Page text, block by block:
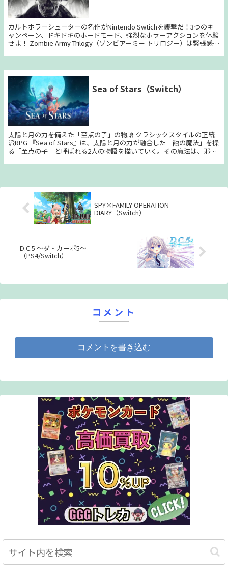
カルトホラーシューターの名作がNintendo Swtichを襲撃だ！3つのキ
ャンペーン、ドキドキのホードモード、強烈なホラーアクションを体験
せよ！ Zombie Army Trilogy（ゾンビアーミー トリロジー）は緊張感あ
ドキのホードモード、強烈なホラーアクションを体験せよ！ 第二次世
界大戦の末期、驚がくのゾンビ兵士の軍団がヨーロッパ全土を脅かさん
としていた。1人で立ち向かうも良し、仲間と協力するも良し、ゾンビ
の脅威から人類を救え！ 壮大なる3つのキャンペーン、魔がはびこる15
のミッションを戦い抜け。ソロプレイもアリ、オンラインまたはローカ
ルでの2～4人協力プレイもアリだ。君は立ちはだかる困難を乗り越え
られるか？ - 究極のホラーパッケージ - 身の毛もよだつキャンペーン、
強烈なホードモード、全て1～4人プレイ対応 - 魂震えるガンプレイ - ジ
ャンル最強のライフル弾道、強力な武器や死の罠の数々でゾンビどもを
葬り去れ！全てをさらすX線キルカメラで、弾丸がゾンビの頭蓋や四肢
を切り裂くさまを眺めるがいい - 様々なカスタマイズ要素 - プレイアブ
ルキャラクターは8人、装備も難易度も自由にカスタマイズ可能
Sea of Stars（Switch）
太陽と月の力を備えた「至点の子」の物語 クラシックスタイルの正統
派RPG 『Sea of Stars』は、太陽と月の力が融合した「蝕の魔法」を操
る「至点の子」と呼ばれる2人の物語を描いていく。その魔法は、邪悪
る唯一の力である。 ＜ゲームの特長＞ ◆クラシカルなターン制の戦闘
が生まれる戦闘システム。 ◆のびのびとした旅 泳ぐ、登る、ジャンプ
する、飛び降りる、持ち上げるなど、スムーズに世界を冒険できる。
◆心に刻まれる濃密な冒険物語 それぞれのキャラクターやエピソード
があなたの心を惹きつける。 ◆あなたが触れられる世界 気分転換がし
たい？ 航海、料理、釣り、ボードゲームなどさまざまなミニゲームを
SPY×FAMILY OPERATION
DIARY（Switch）
D.C.5 ～ダ・カーポ5～
（PS4/Switch）
コメント
コメントを書き込む